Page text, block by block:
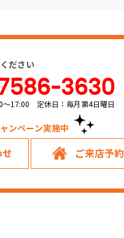
ださい
3630
～17:00 定休日：毎月第4日曜日
ンペーン実施中！
ご来店予約